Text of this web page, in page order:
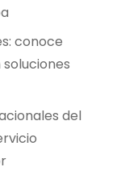
conoce
del